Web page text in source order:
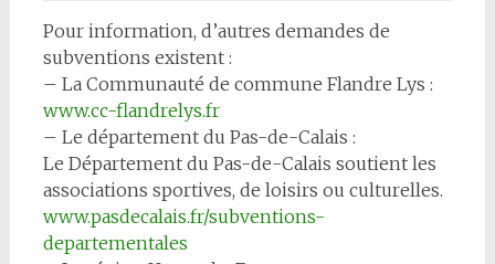
Pour information, d’autres demandes de
subventions existent :
– La Communauté de commune Flandre Lys :
www.cc-flandrelys.fr
– Le département du Pas-de-Calais :
Le Département du Pas-de-Calais soutient les
associations sportives, de loisirs ou culturelles.
www.pasdecalais.fr/subventions-
departementales